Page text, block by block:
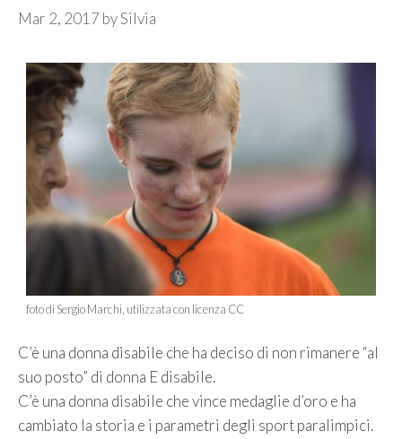
Mar 2, 2017 bySilvia
foto di Sergio Marchi, utilizzata con licenza CC
C’è una donna disabile che ha deciso di non rimanere “al
suo posto” di donna E disabile.
C’è una donna disabile che vince medaglie d’oro e ha
cambiato la storia e i parametri degli sport paralimpici.